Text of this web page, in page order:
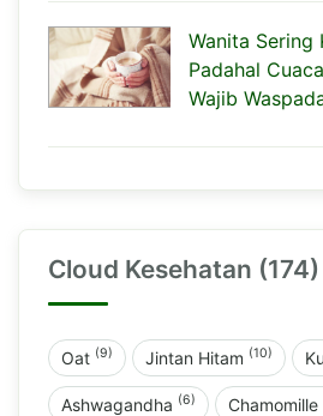
Wanita Sering
Padahal
Wajib
Cloud Kesehatan (174)
Oat (9) Jintan Hitam (10)
Ashwagandha (6) Chamomille